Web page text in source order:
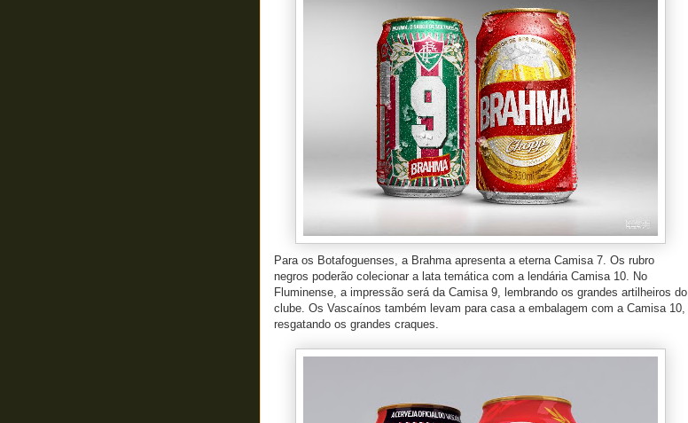
Para os Botafoguenses, a Brahma apresenta a eterna Camisa 7. Os rubro
negros poderão colecionar a lata temática com a lendária Camisa 10. No
Fluminense, a impressão será da Camisa 9, lembrando os grandes artilheiros do
clube. Os Vascaínos também levam para casa a embalagem com a Camisa 10,
resgatando os grandes craques.